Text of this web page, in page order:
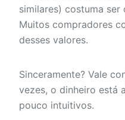
similares) costuma ser
Muitos compradores
desses valores.
Sinceramente? Vale
vezes, o dinheiro está
pouco intuitivos.